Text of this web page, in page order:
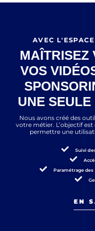
AVEC
MAÎTRISEZ
VOS
UNE
Nous avons créé des
votre métier. L’objectif
permettre une
Suivi
Paramétrage
EN